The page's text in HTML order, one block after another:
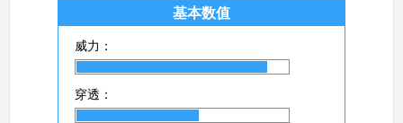
基本数值
威力：
穿透：